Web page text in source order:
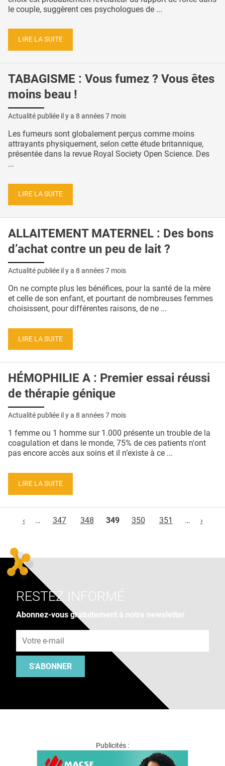
le couple, suggèrent ces psychologues de ...
LIRE LA SUITE
TABAGISME : Vous fumez ? Vous êtes
moins beau !
Actualité publiée il y a 8 années 7 mois
Les fumeurs sont globalement perçus comme moins
attrayants physiquement, selon cette étude britannique,
présentée dans la revue Royal Society Open Science. Des
...
LIRE LA SUITE
ALLAITEMENT MATERNEL : Des bons
d’achat contre un peu de lait ?
Actualité publiée il y a 8 années 7 mois
On ne compte plus les bénéfices, pour la santé de la mère
et celle de son enfant, et pourtant de nombreuses femmes
choisissent, pour différentes raisons, de ne ...
LIRE LA SUITE
HÉMOPHILIE A : Premier essai réussi
de thérapie génique
Actualité publiée il y a 8 années 7 mois
1 femme ou 1 homme sur 1.000 présente un trouble de la
coagulation et dans le monde, 75% de ces patients n'ont
pas encore accès aux soins et il n’existe à ce ...
LIRE LA SUITE
‹
… 347 348 349 350 351 … ›
RESTEZ INFORMÉ
Abonnez-vous gratuitement à notre newsletter
S'ABONNER
Publicités :